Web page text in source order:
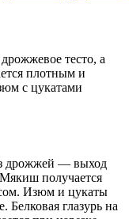
тесто, а
плотным и
с цукатами
дрожжей — выход
Мякиш получается
Изюм и цукаты
глазурь на